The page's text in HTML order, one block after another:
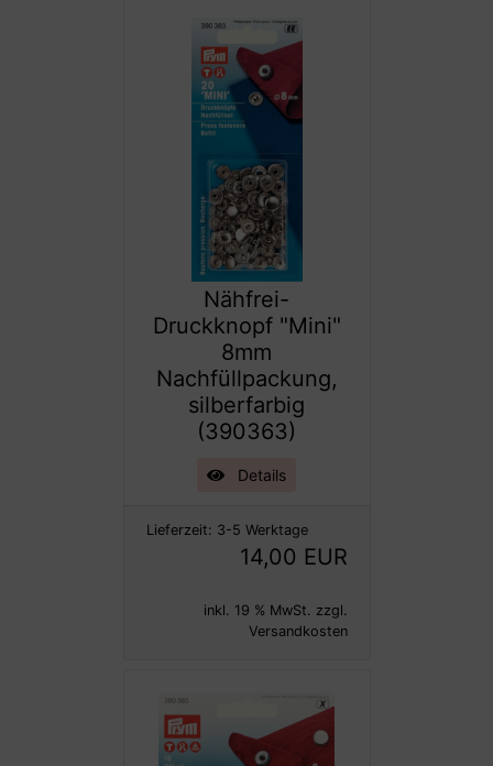
Nähfrei-
Druckknopf "Mini"
8mm
Nachfüllpackung,
silberfarbig
(390363)
Details
Lieferzeit: 3-5 Werktage
14,00 EUR
inkl. 19 % MwSt. zzgl.
Versandkosten